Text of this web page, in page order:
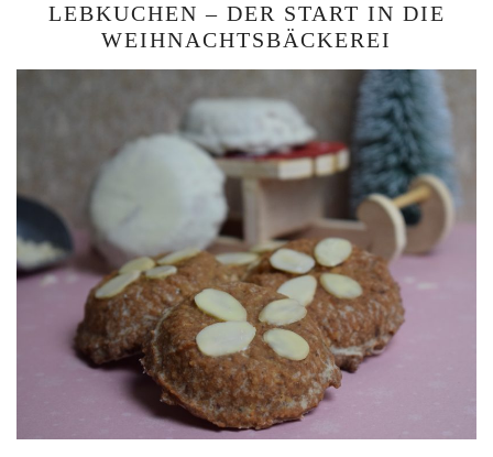
LEBKUCHEN – DER START IN DIE
WEIHNACHTSBÄCKEREI